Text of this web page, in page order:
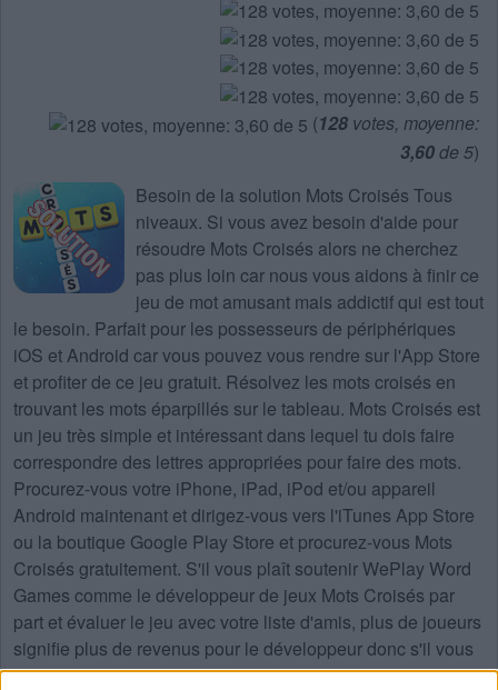
(128 votes, moyenne:
3,60de 5)
Besoin de la solution Mots Croisés Tous
niveaux. Si vous avez besoin d'aide pour
résoudre Mots Croisés alors ne cherchez
pas plus loin car nous vous aidons à finir ce
jeu de mot amusant mais addictif qui est tout
le besoin. Parfait pour les possesseurs de périphériques
iOS et Android car vous pouvez vous rendre sur l'App Store
et profiter de ce jeu gratuit. Résolvez les mots croisés en
trouvant les mots éparpillés sur le tableau. Mots Croisés est
un jeu très simple et intéressant dans lequel tu dois faire
correspondre des lettres appropriées pour faire des mots.
Procurez-vous votre iPhone, iPad, iPod et/ou appareil
Android maintenant et dirigez-vous vers l'iTunes App Store
ou la boutique Google Play Store et procurez-vous Mots
Croisés gratuitement. S'il vous plaît soutenir WePlay Word
Games comme le développeur de jeux Mots Croisés par
part et évaluer le jeu avec votre liste d'amis, plus de joueurs
signifie plus de revenus pour le développeur donc s'il vous
plaît aider à le développer.